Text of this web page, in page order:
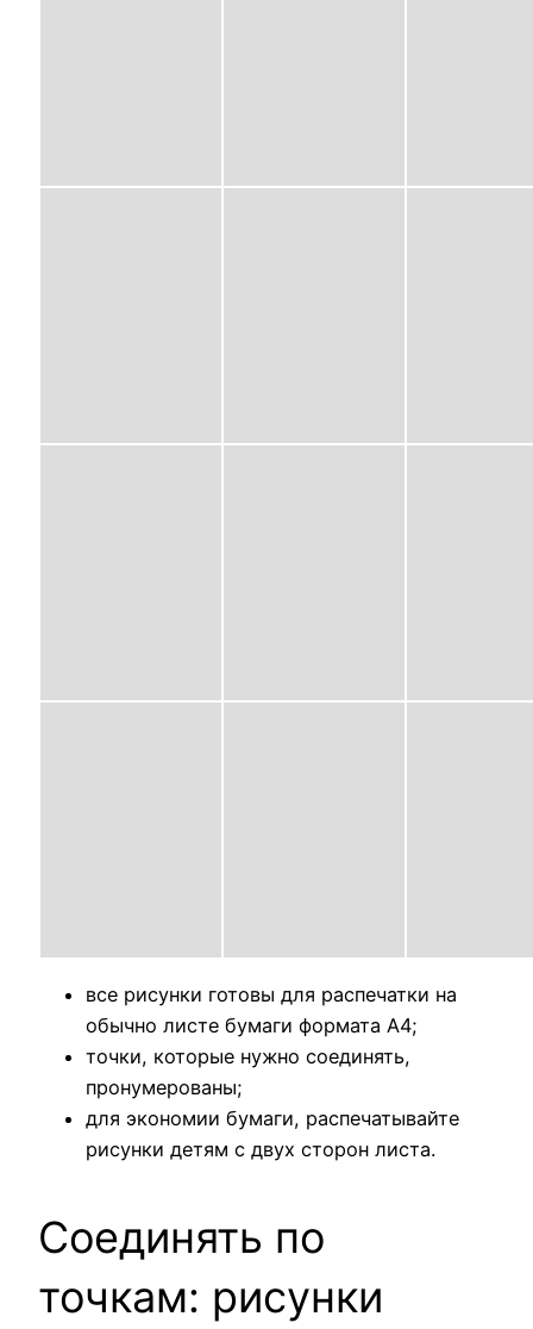
все рисунки готовы для распечатки на
обычно листе бумаги формата А4;
точки, которые нужно соединять,
пронумерованы;
для экономии бумаги, распечатывайте
рисунки детям с двух сторон листа.
Соединять по
точкам: рисунки